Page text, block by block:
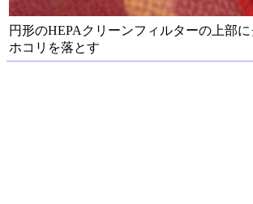
円形のHEPAクリーンフィルターの上部
ホコリを落とす